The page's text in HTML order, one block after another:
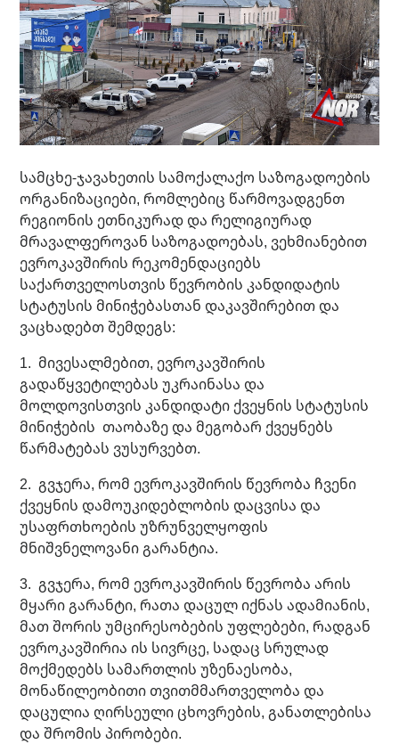
სამცხე-ჯავახეთის სამოქალაქო საზოგადოების
ორგანიზაციები, რომლებიც წარმოვადგენთ
რეგიონის ეთნიკურად და რელიგიურად
მრავალფეროვან საზოგადოებას, ვეხმიანებით
ევროკავშირის რეკომენდაციებს
საქართველოსთვის წევრობის კანდიდატის
სტატუსის მინიჭებასთან დაკავშირებით და
ვაცხადებთ შემდეგს:
1. მივესალმებით, ევროკავშირის
გადაწყვეტილებას უკრაინასა და
მოლდოვისთვის კანდიდატი ქვეყნის სტატუსის
მინიჭების თაობაზე და მეგობარ ქვეყნებს
წარმატებას ვუსურვებთ.
2. გვჯერა, რომ ევროკავშირის წევრობა ჩვენი
ქვეყნის დამოუკიდებლობის დაცვისა და
უსაფრთხოების უზრუნველყოფის
მნიშვნელოვანი გარანტია.
3. გვჯერა, რომ ევროკავშირის წევრობა არის
მყარი გარანტი, რათა დაცულ იქნას ადამიანის,
მათ შორის უმცირესობების უფლებები, რადგან
ევროკავშირია ის სივრცე, სადაც სრულად
მოქმედებს სამართლის უზენაესობა,
მონაწილეობითი თვითმმართველობა და
დაცულია ღირსეული ცხოვრების, განათლებისა
და შრომის პირობები.